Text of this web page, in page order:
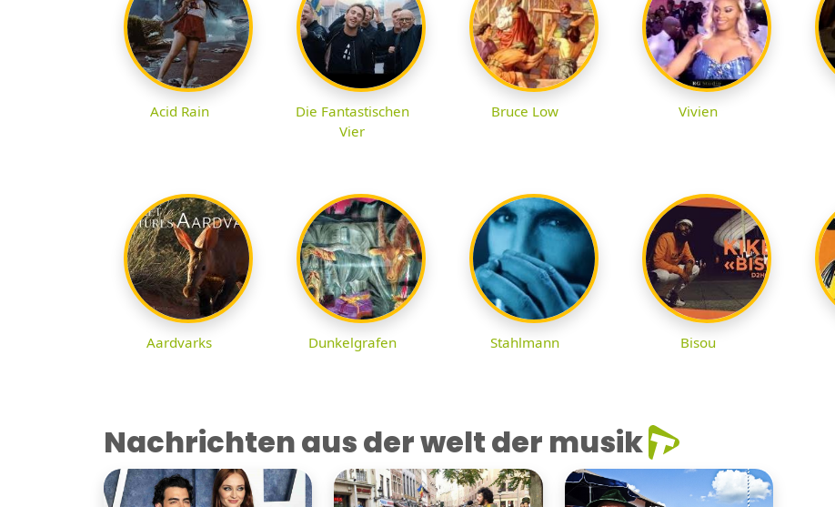
Acid Rain
Die Fantastischen
Vier
Bruce Low Vivien
Aardvarks Dunkelgrafen Stahlmann Bisou
Nachrichten aus der welt der musik